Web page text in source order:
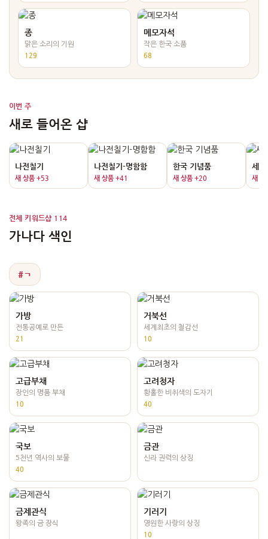
종
맑은 소리의 기원
129
메모자석
작은 한국 소품
68
이번 주
새로 들어온 샵
나전칠기
새 상품 +53
나전칠기-명함함
새 상품 +41
한국 기념품
새 상품 +20
세
새 상
전체 키워드샵 114
가나다 색인
#ㄱ
가방
전통공예로 만든
21
거북선
세계최초의 철갑선
10
고급부채
장인의 명품 부채
10
고려청자
황홀한 비취색의 도자기
40
국보
5천년 역사의 보물
40
금관
신라 권력의 상징
금제관식
왕족의 금 장식
기러기
영원한 사랑의 상징
10